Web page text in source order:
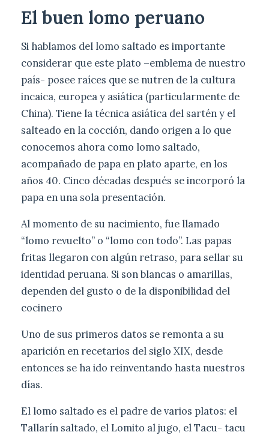
El buen lomo peruano
Si hablamos del lomo saltado es importante
considerar que este plato –emblema de nuestro
país- posee raíces que se nutren de la cultura
incaica, europea y asiática (particularmente de
China). Tiene la técnica asiática del sartén y el
salteado en la cocción, dando origen a lo que
conocemos ahora como lomo saltado,
acompañado de papa en plato aparte, en los
años 40. Cinco décadas después se incorporó la
papa en una sola presentación.
Al momento de su nacimiento, fue llamado
“lomo revuelto” o “lomo con todo”. Las papas
fritas llegaron con algún retraso, para sellar su
identidad peruana. Si son blancas o amarillas,
dependen del gusto o de la disponibilidad del
cocinero
Uno de sus primeros datos se remonta a su
aparición en recetarios del siglo XIX, desde
entonces se ha ido reinventando hasta nuestros
días.
El lomo saltado es el padre de varios platos: el
Tallarín saltado, el Lomito al jugo, el Tacu- tacu